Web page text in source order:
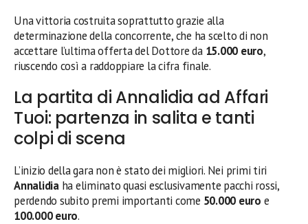
Una vittoria costruita soprattutto grazie alla
determinazione della concorrente, che ha scelto di non
accettare l’ultima offerta del Dottore da 15.000 euro,
riuscendo così a raddoppiare la cifra finale.
La partita di Annalidia ad Affari
Tuoi: partenza in salita e tanti
colpi di scena
L’inizio della gara non è stato dei migliori. Nei primi tiri
Annalidiaha eliminato quasi esclusivamente pacchi rossi,
perdendo subito premi importanti come 50.000 euro e
100.000 euro.